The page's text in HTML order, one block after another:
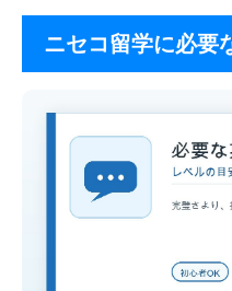
ニセコ留学に必要